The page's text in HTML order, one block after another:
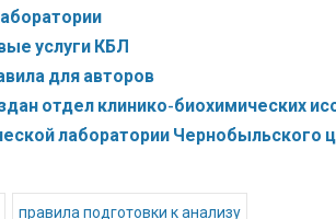
услуги КБЛ
для авторов
отдел клинико-биохимических
лаборатории Чернобыльского
правила подготовки к анализу